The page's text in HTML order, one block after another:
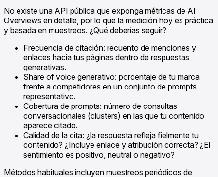
No existe una API pública que exponga métricas de AI
Overviews en detalle, por lo que la medición hoy es práctica
y basada en muestreos. ¿Qué deberías seguir?
Frecuencia de citación: recuento de menciones y
enlaces hacia tus páginas dentro de respuestas
generativas.
Share of voice generativo: porcentaje de tu marca
frente a competidores en un conjunto de prompts
representativo.
Cobertura de prompts: número de consultas
conversacionales (clusters) en las que tu contenido
aparece citado.
Calidad de la cita: ¿la respuesta refleja fielmente tu
contenido? ¿Incluye enlace y atribución correcta? ¿El
sentimiento es positivo, neutral o negativo?
Métodos habituales incluyen muestreos periódicos de